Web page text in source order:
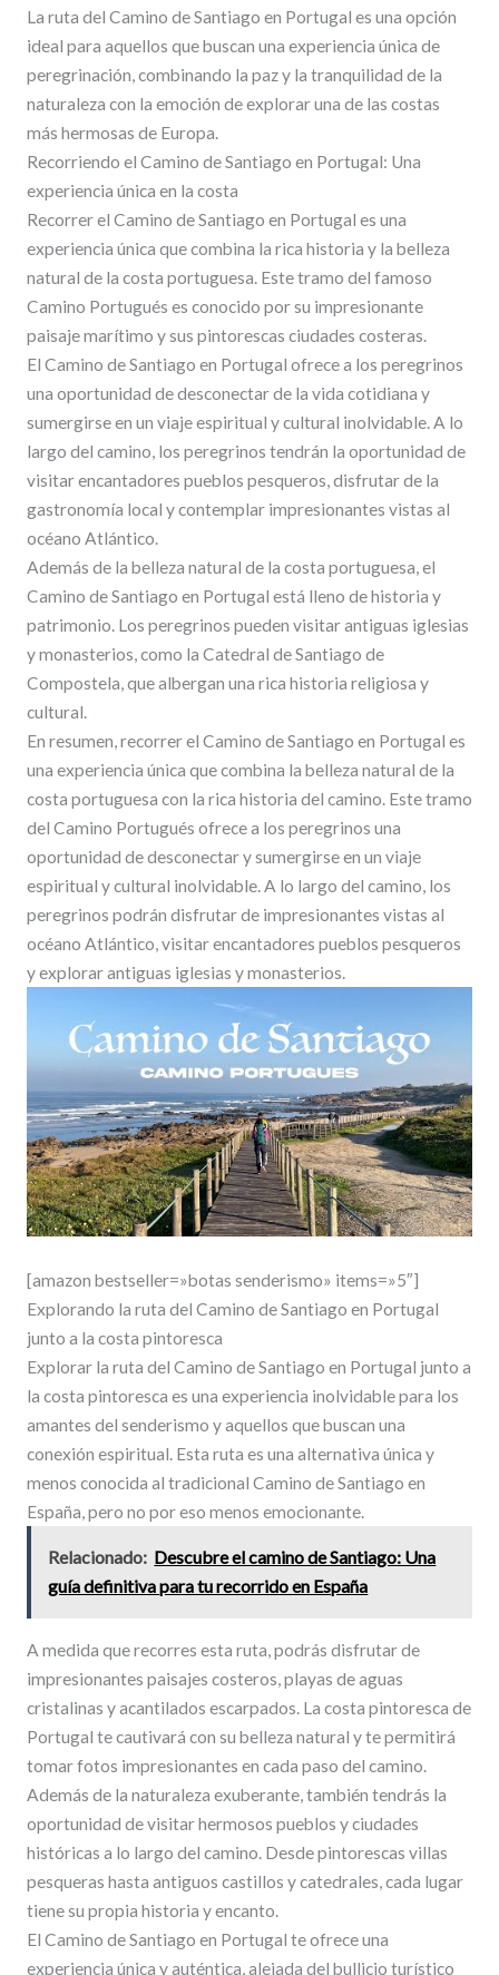
La ruta del Camino de Santiago en Portugal es una opción
ideal para aquellos que buscan una experiencia única de
peregrinación, combinando la paz y la tranquilidad de la
naturaleza con la emoción de explorar una de las costas
más hermosas de Europa.
Recorriendo el Camino de Santiago en Portugal: Una
experiencia única en la costa
Recorrer el Camino de Santiago en Portugal es una
experiencia única que combina la rica historia y la belleza
natural de la costa portuguesa. Este tramo del famoso
Camino Portugués es conocido por su impresionante
paisaje marítimo y sus pintorescas ciudades costeras.
El Camino de Santiago en Portugal ofrece a los peregrinos
una oportunidad de desconectar de la vida cotidiana y
sumergirse en un viaje espiritual y cultural inolvidable. A lo
largo del camino, los peregrinos tendrán la oportunidad de
visitar encantadores pueblos pesqueros, disfrutar de la
gastronomía local y contemplar impresionantes vistas al
océano Atlántico.
Además de la belleza natural de la costa portuguesa, el
Camino de Santiago en Portugal está lleno de historia y
patrimonio. Los peregrinos pueden visitar antiguas iglesias
y monasterios, como la Catedral de Santiago de
Compostela, que albergan una rica historia religiosa y
cultural.
En resumen, recorrer el Camino de Santiago en Portugal es
una experiencia única que combina la belleza natural de la
costa portuguesa con la rica historia del camino. Este tramo
del Camino Portugués ofrece a los peregrinos una
oportunidad de desconectar y sumergirse en un viaje
espiritual y cultural inolvidable. A lo largo del camino, los
peregrinos podrán disfrutar de impresionantes vistas al
océano Atlántico, visitar encantadores pueblos pesqueros
y explorar antiguas iglesias y monasterios.
[amazon bestseller=»botas senderismo» items=»5″]
Explorando la ruta del Camino de Santiago en Portugal
junto a la costa pintoresca
Explorar la ruta del Camino de Santiago en Portugal junto a
la costa pintoresca es una experiencia inolvidable para los
amantes del senderismo y aquellos que buscan una
conexión espiritual. Esta ruta es una alternativa única y
menos conocida al tradicional Camino de Santiago en
España, pero no por eso menos emocionante.
Relacionado: Descubre el camino de Santiago: Una
guía definitiva para tu recorrido en España
A medida que recorres esta ruta, podrás disfrutar de
impresionantes paisajes costeros, playas de aguas
cristalinas y acantilados escarpados. La costa pintoresca de
Portugal te cautivará con su belleza natural y te permitirá
tomar fotos impresionantes en cada paso del camino.
Además de la naturaleza exuberante, también tendrás la
oportunidad de visitar hermosos pueblos y ciudades
históricas a lo largo del camino. Desde pintorescas villas
pesqueras hasta antiguos castillos y catedrales, cada lugar
tiene su propia historia y encanto.
El Camino de Santiago en Portugal te ofrece una
experiencia única y auténtica, alejada del bullicio turístico